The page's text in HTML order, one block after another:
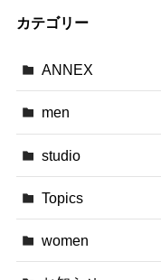
カテゴリー
ANNEX
men
studio
Topics
women